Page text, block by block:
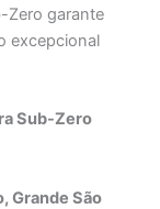
Zero garante
excepcional
Sub-Zero
Grande São